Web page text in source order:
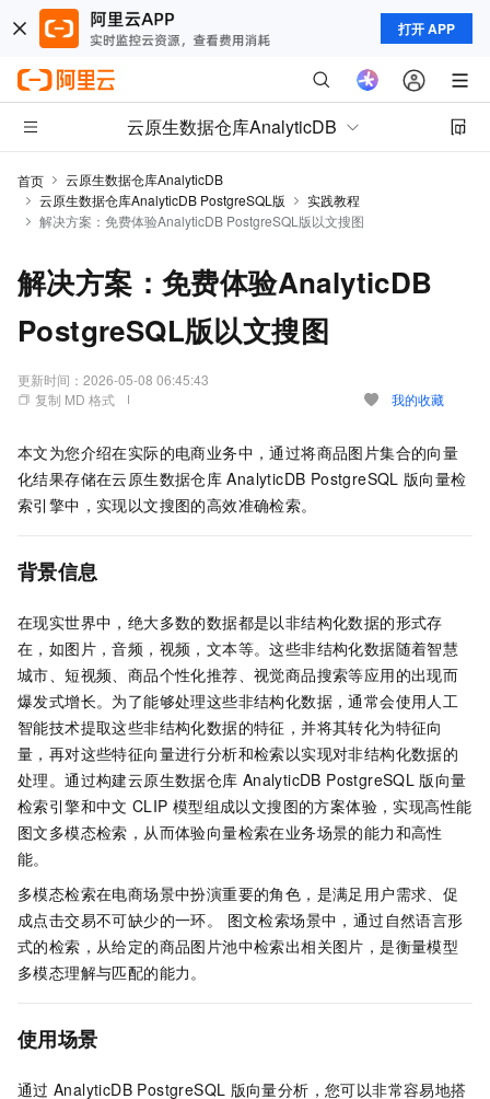
打开 APP
云原生数据仓库AnalyticDB
首页
云原生数据仓库AnalyticDB
云原生数据仓库AnalyticDB PostgreSQL版
实践教程
解决方案：免费体验AnalyticDB PostgreSQL版以文搜图
解决方案：免费体验AnalyticDB
PostgreSQL版以文搜图
更新时间： 2026-05-08 06:45:43
复制 MD 格式
我的收藏
本文为您介绍在实际的电商业务中，通过将商品图片集合的向量
化结果存储在云原生数据仓库 AnalyticDB PostgreSQL 版向量检
索引擎中，实现以文搜图的高效准确检索。
背景信息
在现实世界中，绝大多数的数据都是以非结构化数据的形式存
在，如图片，音频，视频，文本等。这些非结构化数据随着智慧
城市、短视频、商品个性化推荐、视觉商品搜索等应用的出现而
爆发式增长。为了能够处理这些非结构化数据，通常会使用人工
智能技术提取这些非结构化数据的特征，并将其转化为特征向
量，再对这些特征向量进行分析和检索以实现对非结构化数据的
处理。通过构建云原生数据仓库 AnalyticDB PostgreSQL 版向量
检索引擎和中文 CLIP 模型组成以文搜图的方案体验，实现高性能
图文多模态检索，从而体验向量检索在业务场景的能力和高性
能。
多模态检索在电商场景中扮演重要的角色，是满足用户需求、促
成点击交易不可缺少的一环。 图文检索场景中，通过自然语言形
式的检索，从给定的商品图片池中检索出相关图片，是衡量模型
多模态理解与匹配的能力。
使用场景
通过 AnalyticDB PostgreSQL 版向量分析，您可以非常容易地搭